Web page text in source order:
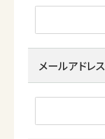
メールアドレス